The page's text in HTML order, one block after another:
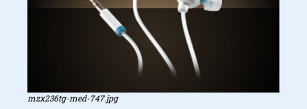
mzx236tg-med-747.jpg